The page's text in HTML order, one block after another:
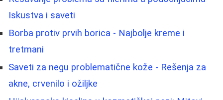
Iskustva i saveti
Borba protiv prvih borica - Najbolje kreme i
tretmani
Saveti za negu problematične kože - Rešenja za
akne, crvenilo i ožiljke